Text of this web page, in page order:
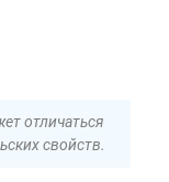
отличаться
свойств.